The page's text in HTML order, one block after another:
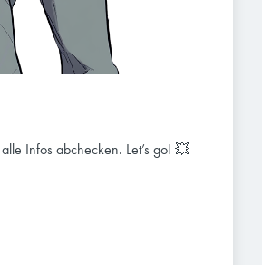
Infos abchecken. Let’s go! 💥